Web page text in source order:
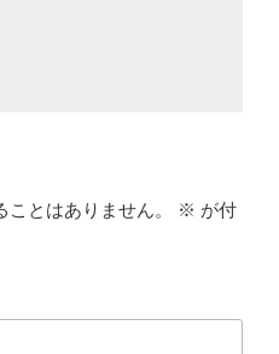
とはありません。 ※ が付